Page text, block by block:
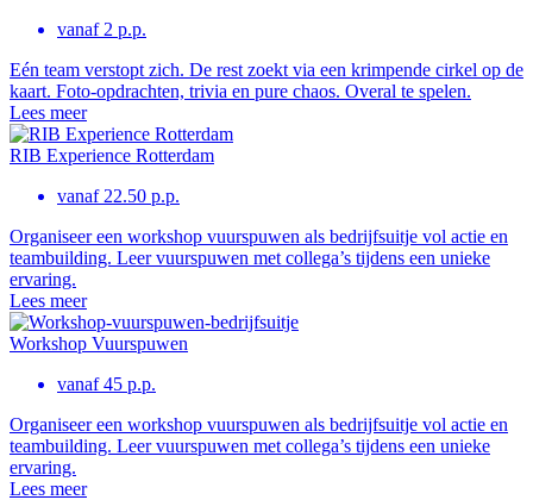
vanaf 2 p.p.
Eén team verstopt zich. De rest zoekt via een krimpende cirkel op de
kaart. Foto-opdrachten, trivia en pure chaos. Overal te spelen.
Lees meer
RIB Experience Rotterdam
vanaf 22.50 p.p.
Organiseer een workshop vuurspuwen als bedrijfsuitje vol actie en
teambuilding. Leer vuurspuwen met collega’s tijdens een unieke
ervaring.
Lees meer
Workshop Vuurspuwen
vanaf 45 p.p.
Organiseer een workshop vuurspuwen als bedrijfsuitje vol actie en
teambuilding. Leer vuurspuwen met collega’s tijdens een unieke
ervaring.
Lees meer